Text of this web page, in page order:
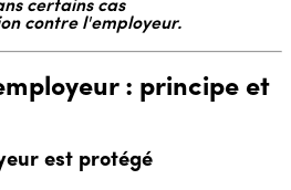
certains cas
contre l'employeur.
: principe et
est protégé